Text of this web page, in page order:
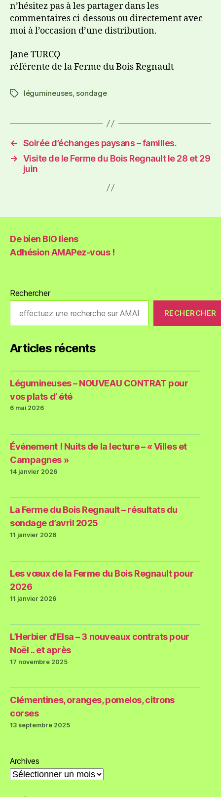
n’hésitez pas à les partager dans les
commentaires ci-dessous ou directement avec
moi à l’occasion d’une distribution.
Jane TURCQ
référente de la Ferme du Bois Regnault
légumineuses, sondage
← Soirée d’échanges paysans – familles.
→ Visite de le Ferme du Bois Regnault le 28 et 29
juin
De bien BIO liens
Adhésion AMAPez-vous !
Rechercher
RECHERCHER
Articles récents
Légumineuses – NOUVEAU CONTRAT pour
vos plats d’ été
6 mai 2026
Événement ! Nuits de la lecture – « Villes et
Campagnes »
14 janvier 2026
La Ferme du Bois Regnault – résultats du
sondage d’avril 2025
11 janvier 2026
Les vœux de la Ferme du Bois Regnault pour
2026
11 janvier 2026
L’Herbier d’Elsa – 3 nouveaux contrats pour
Noël .. et après
17 novembre 2025
Clémentines, oranges, pomelos, citrons
corses
13 septembre 2025
Archives